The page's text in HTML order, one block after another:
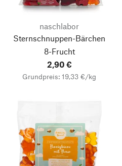
naschlabor
Sternschnuppen-Bärchen
8-Frucht
2,90 €
Grundpreis: 19,33 €/kg